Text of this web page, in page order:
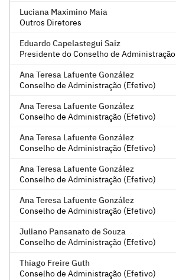
Luciana Maximino Maia
Outros Diretores
Eduardo Capelastegui Saiz
Presidente do Conselho de Administração
Ana Teresa Lafuente González
Conselho de Administração (Efetivo)
Ana Teresa Lafuente González
Conselho de Administração (Efetivo)
Ana Teresa Lafuente González
Conselho de Administração (Efetivo)
Ana Teresa Lafuente González
Conselho de Administração (Efetivo)
Ana Teresa Lafuente González
Conselho de Administração (Efetivo)
Juliano Pansanato de Souza
Conselho de Administração (Efetivo)
Thiago Freire Guth
Conselho de Administração (Efetivo)